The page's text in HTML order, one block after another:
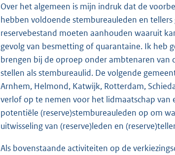
Over het algemeen is mijn indruk dat de
hebben voldoende stembureauleden en
reservebestand moeten aanhouden waaruit
gevolg van besmetting of quarantaine. Ik heb
brengen bij de oproep onder ambtenaren van
stellen als stembureaulid. De volgende
Arnhem, Helmond, Katwijk, Rotterdam,
verlof op te nemen voor het lidmaatschap
potentiële (reserve)stembureauleden op om
uitwisseling van (reserve)leden en
Als bovenstaande activiteiten op de